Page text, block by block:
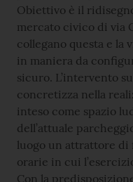
Obiettivo è il
mercato civico di via
collegano questa e la
in maniera da
sicuro. L’intervento
concretizza nella
inteso come spazio
dell’attuale
luogo un attrattore di
orarie in cui
Con la